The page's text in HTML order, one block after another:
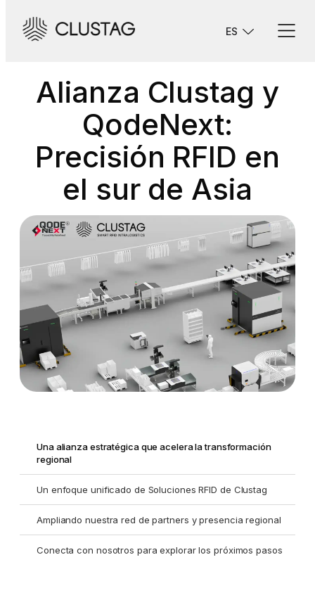
contenido
ES
Alianza Clustag y
QodeNext:
Precisión RFID en
el sur de Asia
Una alianza estratégica que acelera la transformación
regional
Un enfoque unificado de Soluciones RFID de Clustag
Ampliando nuestra red de partners y presencia regional
Conecta con nosotros para explorar los próximos pasos